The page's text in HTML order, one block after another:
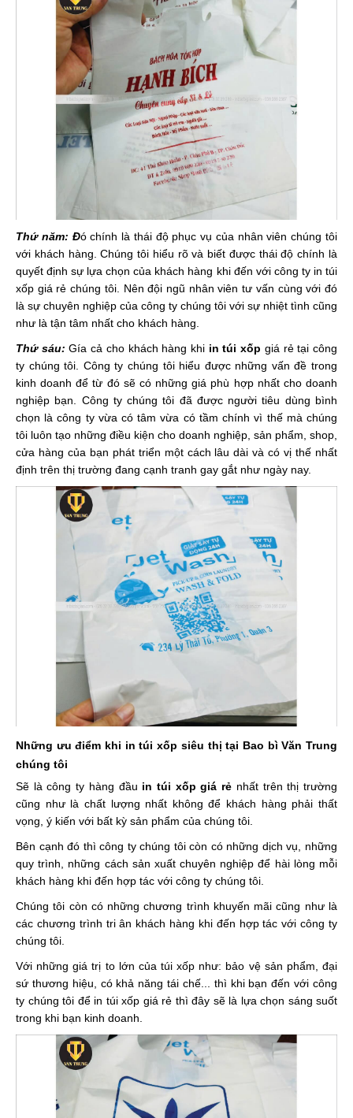
Thứ năm: Đó chính là thái độ phục vụ của nhân viên chúng tôi
với khách hàng. Chúng tôi hiểu rõ và biết được thái độ chính là
quyết định sự lựa chọn của khách hàng khi đến với công ty in túi
xốp giá rẻ chúng tôi. Nên đội ngũ nhân viên tư vấn cùng với đó
là sự chuyên nghiệp của công ty chúng tôi với sự nhiệt tình cũng
như là tận tâm nhất cho khách hàng.
Thứ sáu:Gía cả cho khách hàng khi in túi xốp giá rẻ tại công
ty chúng tôi. Công ty chúng tôi hiểu được những vấn đề trong
kinh doanh để từ đó sẽ có những giá phù hợp nhất cho doanh
nghiệp bạn. Công ty chúng tôi đã được người tiêu dùng bình
chọn là công ty vừa có tâm vừa có tầm chính vì thế mà chúng
tôi luôn tạo những điều kiện cho doanh nghiệp, sản phẩm, shop,
cửa hàng của bạn phát triển một cách lâu dài và có vị thế nhất
định trên thị trường đang cạnh tranh gay gắt như ngày nay.
Những ưu điểm khi in túi xốp siêu thị tại Bao bì Văn Trung
chúng tôi
Sẽ là công ty hàng đầu in túi xốp giá rẻ nhất trên thị trường
cũng như là chất lượng nhất không để khách hàng phải thất
vọng, ý kiến với bất kỳ sản phẩm của chúng tôi.
Bên cạnh đó thì công ty chúng tôi còn có những dịch vụ, những
quy trình, những cách sản xuất chuyên nghiệp để hài lòng mỗi
khách hàng khi đến hợp tác với công ty chúng tôi.
Chúng tôi còn có những chương trình khuyến mãi cũng như là
các chương trình tri ân khách hàng khi đến hợp tác với công ty
chúng tôi.
Với những giá trị to lớn của túi xốp như: bảo vệ sản phẩm, đại
sứ thương hiệu, có khả năng tái chế... thì khi bạn đến với công
ty chúng tôi để in túi xốp giá rẻ thì đây sẽ là lựa chọn sáng suốt
trong khi bạn kinh doanh.